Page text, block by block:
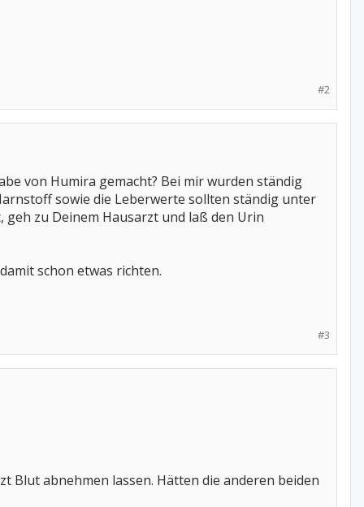
#2
von Humira gemacht? Bei mir wurden ständig
sowie die Leberwerte sollten ständig unter
zu Deinem Hausarzt und laß den Urin
schon etwas richten.
#3
Blut abnehmen lassen. Hätten die anderen beiden